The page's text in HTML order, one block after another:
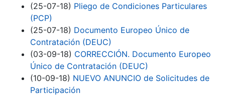
(25-07-18) Pliego de Condiciones Particulares
(PCP)
(25-07-18) Documento Europeo Único de
Contratación (DEUC)
(03-09-18) CORRECCIÓN. Documento Europeo
Único de Contratación (DEUC)
(10-09-18) NUEVO ANUNCIO de Solicitudes de
Participación